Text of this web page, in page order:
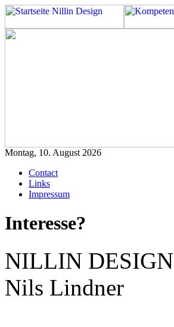
Montag, 10. August 2026
Contact
Links
Impressum
Interesse?
NILLIN DESIGN
Nils Lindner